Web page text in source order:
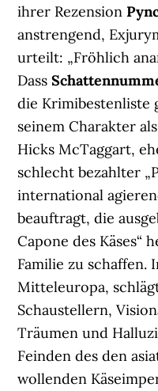
ihrer Rezension
anstrengend,
urteilt: „Fröhlich
Dass
die Krimibestenliste
seinem Charakter
Hicks McTaggart,
schlecht bezahlter
international
beauftragt, die
Capone des Käses“
Familie zu schaffen.
Mitteleuropa,
Schaustellern,
Träumen und
Feinden des den
wollenden